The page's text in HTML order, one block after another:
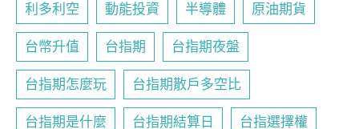
利多利空 動能投資 半導體 原油期貨
台幣升值 台指期 台指期夜盤
台指期怎麼玩 台指期散戶多空比
台指期是什麼 台指期結算日 台指選擇權